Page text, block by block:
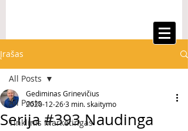
Įrašas
All Posts
Tinklinis Marketingas
All Posts
Serija #393 Naudinga
Gediminas Grinevičius
2020-12-263 min. skaitymo